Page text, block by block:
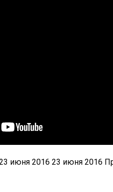
июня 2016 23 июня 2016